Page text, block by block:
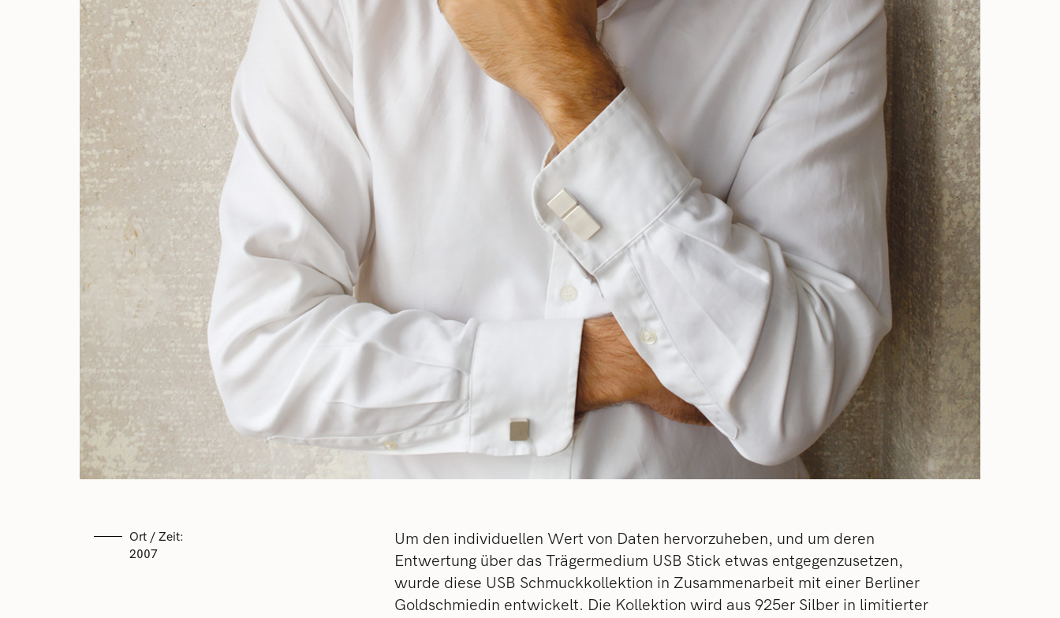
Ort / Zeit:
2007
Um den individuellen Wert von Daten hervorzuheben, und um deren
Entwertung über das Trägermedium USB Stick etwas entgegenzusetzen,
wurde diese USB Schmuckkollektion in Zusammenarbeit mit einer Berliner
Goldschmiedin entwickelt. Die Kollektion wird aus 925er Silber in limitierter